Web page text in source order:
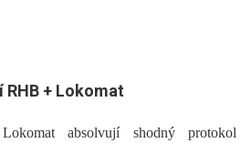
+ Lokomat
absolvují shodný protokol